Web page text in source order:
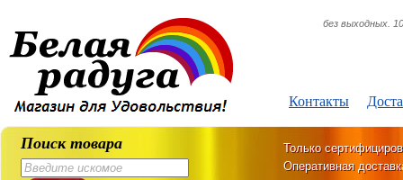
Контакты
без выходных.
Поиск товара
Только
Оперативная